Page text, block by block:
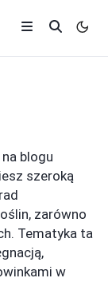
blogu
szeroką
zarówno
Tematyka ta
w